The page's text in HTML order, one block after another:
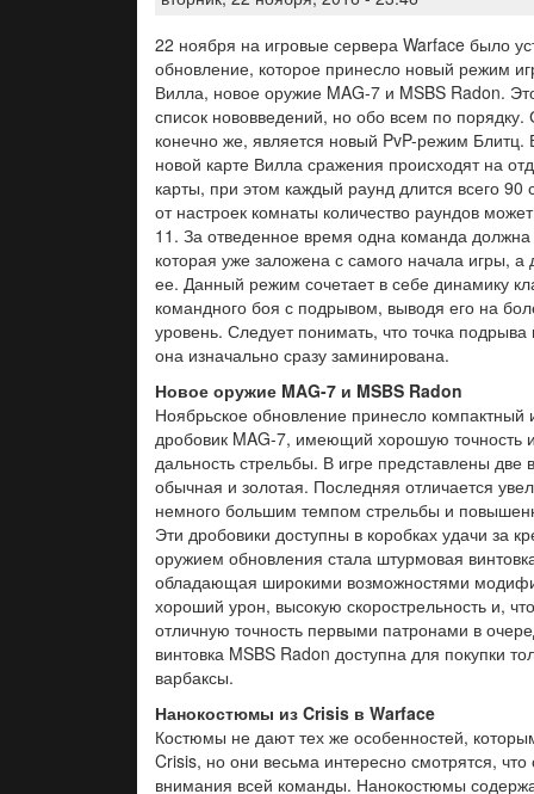
22 ноября на игровые сервера Warface было
обновление, которое принесло новый режим
Вилла, новое оружие MAG-7 и MSBS Radon.
список нововведений, но обо всем по
конечно же, является новый PvP-режим
новой карте Вилла сражения происходят на
карты, при этом каждый раунд длится всего 90
от настроек комнаты количество раундов
11. За отведенное время одна команда должна
которая уже заложена с самого начала игры, а
ее. Данный режим сочетает в себе динамику
командного боя с подрывом, выводя его на
уровень. Следует понимать, что точка подрыва
она изначально сразу заминирована.
Новое оружие MAG-7 и MSBS Radon
Ноябрьское обновление принесло
дробовик MAG-7, имеющий хорошую точность
дальность стрельбы. В игре представлены две
обычная и золотая. Последняя отличается
немного большим темпом стрельбы и
Эти дробовики доступны в коробках удачи за
оружием обновления стала штурмовая
обладающая широкими возможностями
хороший урон, высокую скорострельность и,
отличную точность первыми патронами в
винтовка MSBS Radon доступна для покупки
варбаксы.
Нанокостюмы из Crisis в Warface
Костюмы не дают тех же особенностей,
Crisis, но они весьма интересно смотрятся,
внимания всей команды. Нанокостюмы